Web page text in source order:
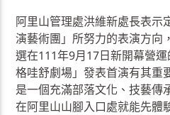
阿里山管理處洪維新處長表示
演藝術團」所努力的表演方向
選在111年9月17日新開幕營
格哇舒劇場」發表首演有其重
是一個充滿部落文化、技藝傳
在阿里山山腳入口處就能先體